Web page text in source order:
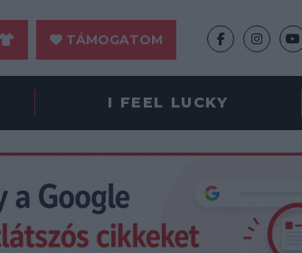
TÁMOGATOM
I FEEL LUCKY